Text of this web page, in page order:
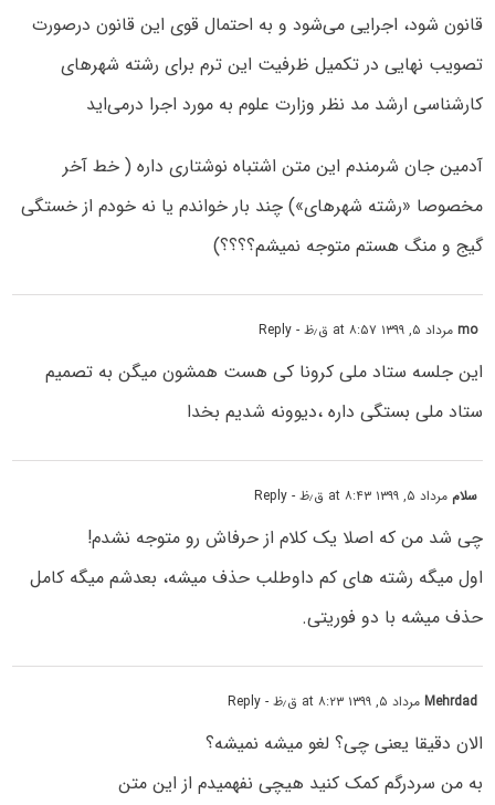
قانون شود، اجرایی می‌شود و به احتمال قوی این قانون درصورت
تصویب نهایی در تکمیل ظرفیت این ترم برای رشته شهرهای
کارشناسی ارشد مد نظر وزارت علوم به مورد اجرا درمی‌اید
آدمین جان شرمندم این متن اشتباه نوشتاری داره ( خط آخر
مخصوصا «رشته شهرهای») چند بار خواندم یا نه خودم از خستگی
گیج و منگ هستم متوجه نمیشم؟؟؟؟)
moمرداد ۵, ۱۳۹۹ at ۸:۵۷ ق٫ظ - Reply
این جلسه ستاد ملی کرونا کی هست همشون میگن به تصمیم
ستاد ملی بستگی داره ،دیوونه شدیم بخدا
سلام مرداد ۵, ۱۳۹۹ at ۸:۴۳ ق٫ظ - Reply
چی شد من که اصلا یک کلام از حرفاش رو متوجه نشدم!
اول میگه رشته های کم داوطلب حذف میشه، بعدشم میگه کامل
حذف میشه با دو فوریتی.
Mehrdadمرداد ۵, ۱۳۹۹ at ۸:۲۳ ق٫ظ - Reply
الان دقیقا یعنی چی؟ لغو میشه نمیشه؟
به من سردرگم کمک کنید هیچی نفهمیدم از این متن